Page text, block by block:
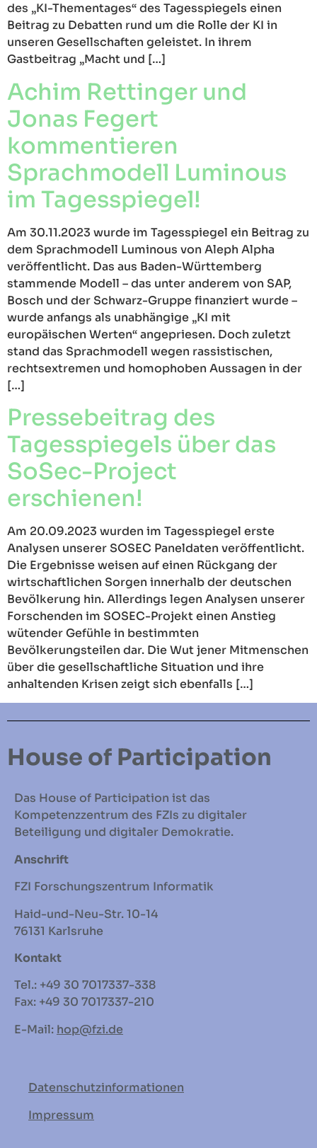
des „KI-Thementages“ des Tagesspiegels einen
Beitrag zu Debatten rund um die Rolle der KI in
unseren Gesellschaften geleistet. In ihrem
Gastbeitrag „Macht und […]
Achim Rettinger und
Jonas Fegert
kommentieren
Sprachmodell Luminous
im Tagesspiegel!
Am 30.11.2023 wurde im Tagesspiegel ein Beitrag zu
dem Sprachmodell Luminous von Aleph Alpha
veröffentlicht. Das aus Baden-Württemberg
stammende Modell – das unter anderem von SAP,
Bosch und der Schwarz-Gruppe finanziert wurde –
wurde anfangs als unabhängige „KI mit
europäischen Werten“ angepriesen. Doch zuletzt
stand das Sprachmodell wegen rassistischen,
rechtsextremen und homophoben Aussagen in der
[…]
Pressebeitrag des
Tagesspiegels über das
SoSec-Project
erschienen!
Am 20.09.2023 wurden im Tagesspiegel erste
Analysen unserer SOSEC Paneldaten veröffentlicht.
Die Ergebnisse weisen auf einen Rückgang der
wirtschaftlichen Sorgen innerhalb der deutschen
Bevölkerung hin. Allerdings legen Analysen unserer
Forschenden im SOSEC-Projekt einen Anstieg
wütender Gefühle in bestimmten
Bevölkerungsteilen dar. Die Wut jener Mitmenschen
über die gesellschaftliche Situation und ihre
anhaltenden Krisen zeigt sich ebenfalls […]
House of Participation
Das House of Participation ist das
Kompetenzzentrum des FZIs zu digitaler
Beteiligung und digitaler Demokratie.
Anschrift
FZI Forschungszentrum Informatik
Haid-und-Neu-Str. 10-14
76131 Karlsruhe
Kontakt
Tel.: +49 30 7017337-338
Fax: +49 30 7017337-210
E-Mail: hop@fzi.de
Datenschutzinformationen
Impressum